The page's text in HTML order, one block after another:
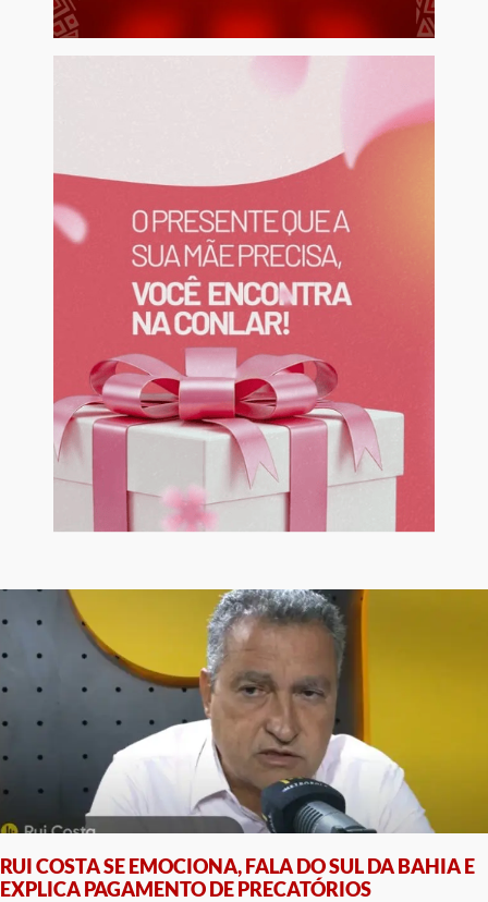
RUI COSTA SE EMOCIONA, FALA DO SUL DA BAHIA E
EXPLICA PAGAMENTO DE PRECATÓRIOS